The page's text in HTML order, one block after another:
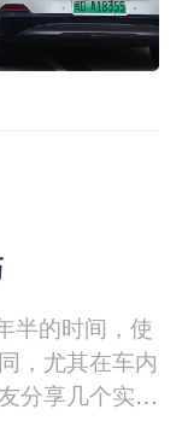
半的时间，使
，尤其在车内
分享几个实用